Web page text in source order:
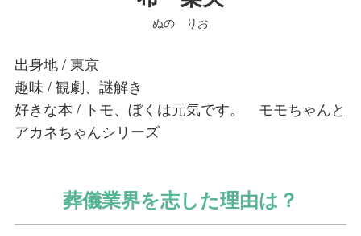
ぬの りお
出身地 / 東京
趣味 / 観劇、謎解き
好きな本 / トモ、ぼくは元気です。 モモちゃんと
アカネちゃんシリーズ
葬儀業界を志した理由は？